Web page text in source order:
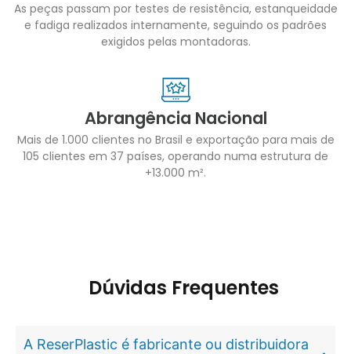
As peças passam por testes de resistência, estanqueidade
e fadiga realizados internamente, seguindo os padrões
exigidos pelas montadoras.
Abrangência Nacional
Mais de 1.000 clientes no Brasil e exportação para mais de
105 clientes em 37 países, operando numa estrutura de
+13.000 m².
Dúvidas Frequentes
A ReserPlastic é fabricante ou distribuidora